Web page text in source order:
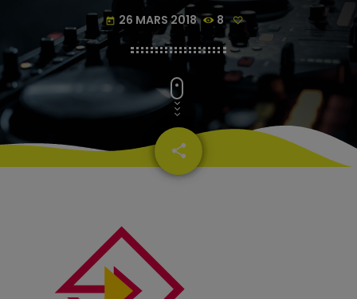
today 26 MARS 2018 8
share
email